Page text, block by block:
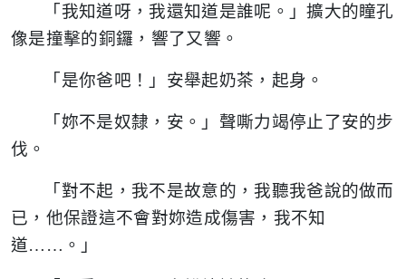
「我知道呀，我還知道是誰呢。」擴大的瞳孔
像是撞擊的銅鑼，響了又響。
「是你爸吧！」安舉起奶茶，起身。
「妳不是奴隸，安。」聲嘶力竭停止了安的步
伐。
「對不起，我不是故意的，我聽我爸說的做而
已，他保證這不會對妳造成傷害，我不知
道……。」